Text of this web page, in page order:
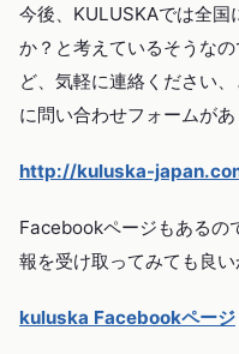
今後、KULUSKAでは全国
か？と考えているそうな
ど、気軽に連絡ください
に問い合わせフォームが
http://kuluska-
Facebookページもあるの
報を受け取ってみても良い
kuluska Facebookページ